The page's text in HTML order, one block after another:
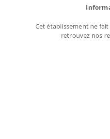
Cet établissement ne
retrouvez nos